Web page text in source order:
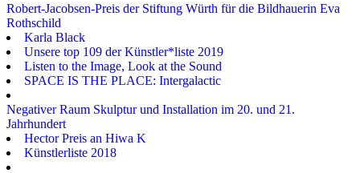
Robert-Jacobsen-Preis der Stiftung Würth für die Bildhauerin Eva
Rothschild
Karla Black
Unsere top 109 der Künstler*liste 2019
Listen to the Image, Look at the Sound
SPACE IS THE PLACE: Intergalactic
Negativer Raum Skulptur und Installation im 20. und 21.
Jahrhundert
Hector Preis an Hiwa K
Künstlerliste 2018